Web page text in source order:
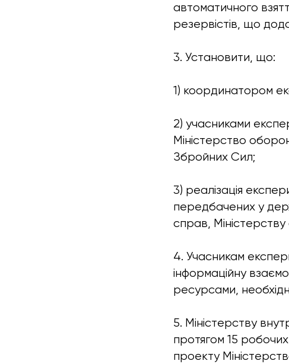
автоматичного
резервістів, що
3. Установити, що:
1) координатором
2) учасниками
Міністерство
Збройних Сил;
3) реалізація
передбачених у
справ, Міністерству
4. Учасникам
інформаційну
ресурсами,
5. Міністерству
протягом 15
проекту